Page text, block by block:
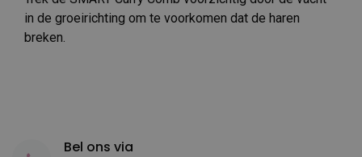
in de groeirichting om te voorkomen dat de haren
breken.
Bel ons via